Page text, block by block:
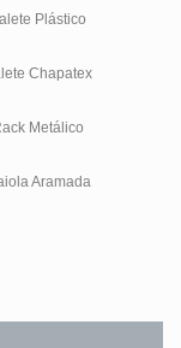
Plástico
Chapatex
Metálico
Aramada